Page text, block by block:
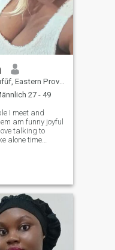
Province, Saudi-Arabien
27 - 49
I meet and
am funny joyful
talking to
alone time
because am
Kenyan w